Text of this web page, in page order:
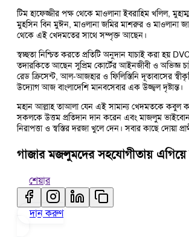
টিম হাফেজ্জীর পক্ষ থেকে মাওলানা ইবরাহিম খলিল,
মুহসিন বিন মুঈন, মাওলানা জমির মাশরুর ও মাওলানা
থেকে এই খেদমতের সাথে সম্পৃক্ত আছেন।
স্বচ্ছতা নিশ্চিত করতে প্রতিটি অনুদান যাচাই করা হয়
তদারকিতে আছেন সুপ্রিম কোর্টের আইনজীবী ও অভিজ্ঞ
রেড ক্রিসেন্ট, আল-আজহার ও ফিলিস্তিনি দূতাবাসের
উদ্যোগ আজ বাংলাদেশি মানবসেবার এক উজ্জ্বল দৃষ্টান্ত।
মহান আল্লাহ তাআলা যেন এই সামান্য খেদমতকে কবুল
সকলকে উত্তম প্রতিদান দান করেন এবং মাজলুম
নিরাপত্তা ও স্বস্তির দরজা খুলে দেন। সবার কাছে দোয়া
গাজার মজলুমদের সহযোগীতায়
শেয়ার
দান করুণ